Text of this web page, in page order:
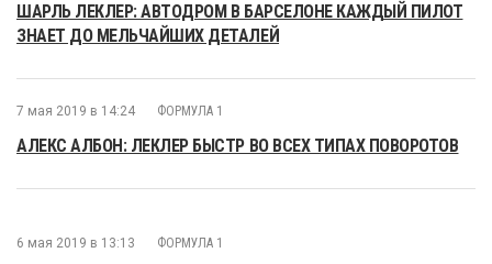
ШАРЛЬ ЛЕКЛЕР: АВТОДРОМ В БАРСЕЛОНЕ КАЖДЫЙ ПИЛОТ
ЗНАЕТ ДО МЕЛЬЧАЙШИХ ДЕТАЛЕЙ
7 мая 2019 в 14:24 ФОРМУЛА 1
АЛЕКС АЛБОН: ЛЕКЛЕР БЫСТР ВО ВСЕХ ТИПАХ ПОВОРОТОВ
6 мая 2019 в 13:13 ФОРМУЛА 1